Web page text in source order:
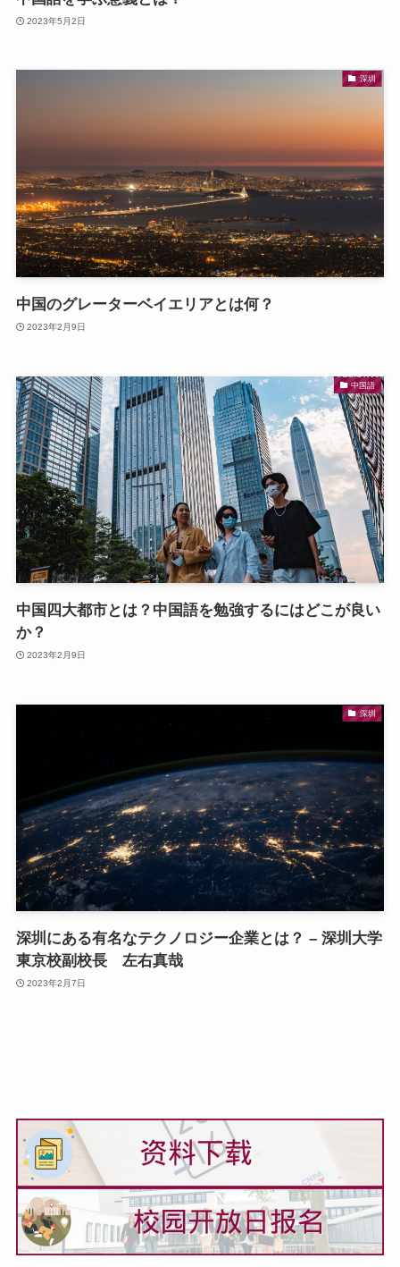
2023年5月2日
深圳
中国のグレーターベイエリアとは何？
2023年2月9日
中国語
中国四大都市とは？中国語を勉強するにはどこが良い
か？
2023年2月9日
深圳
深圳にある有名なテクノロジー企業とは？ – 深圳大学
東京校副校長 左右真哉
2023年2月7日